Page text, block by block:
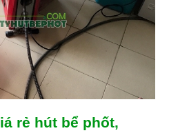
rẻ hút bể phốt,